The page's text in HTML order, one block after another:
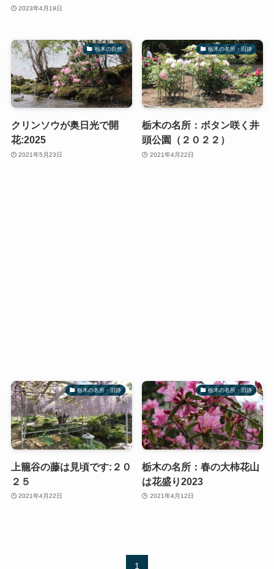
2023年4月19日
栃木の自然
クリンソウが奥日光で開
花:2025
2021年5月23日
栃木の名所・旧跡
栃木の名所：ボタン咲く井
頭公園（２０２２）
2021年4月22日
栃木の名所・旧跡
上籠谷の藤は見頃です:２０
２５
2021年4月22日
栃木の名所・旧跡
栃木の名所：春の大柿花山
は花盛り2023
2021年4月12日
1